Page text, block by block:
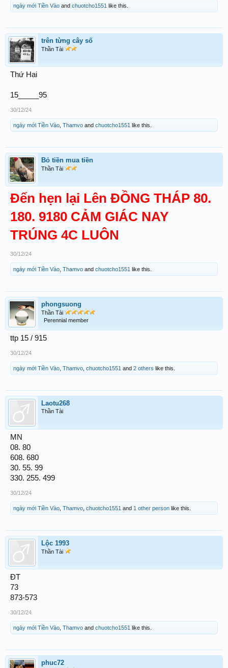
ngày mới Tiền Vào and chuotcho1551 like this.
trên từng cây số
Thần Tài
Thứ Hai
15_____95
30/12/24
ngày mới Tiền Vào Thamvo and chuotcho1551 like this.
Bỏ tiền mua tiền
Thần Tài
Đến hẹn lại Lên ĐỒNG THÁP 80.
180. 9180 CẢM GIÁC NAY
TRÚNG 4C LUÔN
30/12/24
ngày mới Tiền Vào Thamvo and chuotcho1551 like this.
phongsuong
Thần Tài
Perennial member
ttp 15 / 915
30/12/24
ngày mới Tiền Vào Thamvo chuotcho1551 and 2 others like this.
Laotu268
Thần Tài
MN
08. 80
608. 680
30. 55. 99
330. 255. 499
30/12/24
ngày mới Tiền Vào Thamvo chuotcho1551 and 1 other person like this.
Lộc 1993
Thần Tài
ĐT
73
873-573
30/12/24
ngày mới Tiền Vào Thamvo and chuotcho1551 like this.
phuc72